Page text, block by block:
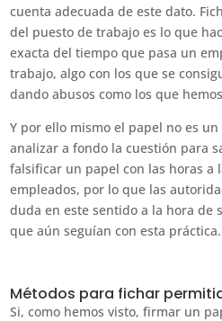
cuenta adecuada de este dato.
del puesto de trabajo es lo que
exacta del tiempo que pasa un
trabajo, algo con los que se
dando abusos como los que
Y por ello mismo el papel no es
analizar a fondo la cuestión para
falsificar un papel con las horas a
empleados, por lo que las
duda en este sentido a la hora de
que aún seguían con esta práctica.
Métodos para fichar
Si, como hemos visto, firmar un